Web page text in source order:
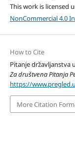
This work is licensed
NonCommercial 4.0
How to Cite
Pitanje državljanstva
Za društvena Pitanja
https://
More Citation